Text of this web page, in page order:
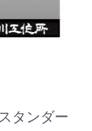
タンダー